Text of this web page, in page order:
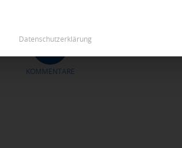
KOMMENTARE
Datenschutzerklärung